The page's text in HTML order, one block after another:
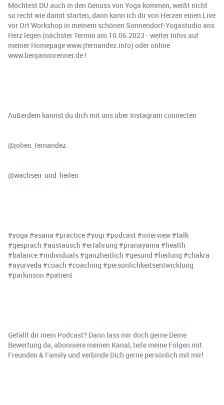
Möchtest DU auch in den Genuss von Yoga kommen, weißt nicht
so recht wie damit starten, dann kann ich dir von Herzen einen Live
vor Ort Workshop in meinem schönen Sonnendorf-Yogastudio ans
Herz legen (nächster Termin am 10.06.2023 - weiter Infos auf
meiner Homepage www.jfernandez.info) oder online
www.benjaminrenner.de !
Außerdem kannst du dich mit uns über Instagram connecten
@jolien_fernandez
@wachsen_und_heilen
#yoga #asana #practice #yogi #podcast #interview #talk
#gespräch #austausch #erfahrung #pranayama #health
#balance #individuals #ganzheitlich #gesund #heilung #chakra
#ayurveda #coach #coaching #persönlichkeitsentwicklung
#parkinson #patient
Gefällt dir mein Podcast? Dann lass mir doch gerne Deine
Bewertung da, abonniere meinen Kanal, teile meine Folgen mit
Freunden & Family und verbinde Dich gerne persönlich mit mir!